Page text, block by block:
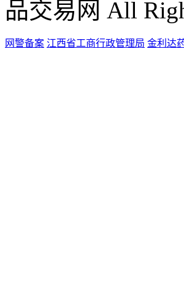
品交易网 All
网警备案 江西省工商行政管理局 金利达